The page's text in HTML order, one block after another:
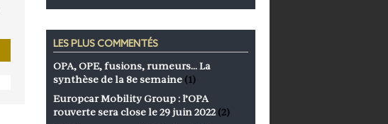
LES PLUS COMMENTÉS
OPA, OPE, fusions, rumeurs… La
synthèse de la 8e semaine (1)
Europcar Mobility Group : l’OPA
rouverte sera close le 29 juin 2022 (2)